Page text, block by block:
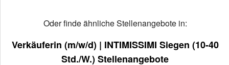
Oder finde ähnliche Stellenangebote in:
Verkäuferin (m/w/d) | INTIMISSIMI Siegen (10-40
Std./W.) Stellenangebote